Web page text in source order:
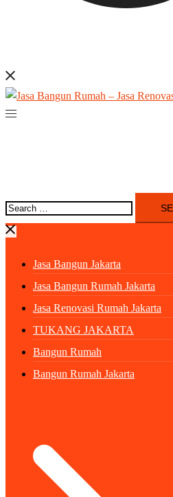
Search
for:
Jasa Bangun Jakarta
Jasa Bangun Rumah Jakarta
Jasa Renovasi Rumah Jakarta
TUKANG JAKARTA
Bangun Rumah
Bangun Rumah Jakarta